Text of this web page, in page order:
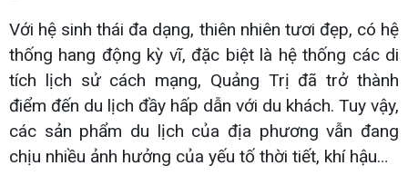
Với hệ sinh thái đa dạng, thiên nhiên tươi đẹp, có hệ
thống hang động kỳ vĩ, đặc biệt là hệ thống các di
tích lịch sử cách mạng, Quảng Trị đã trở thành
điểm đến du lịch đầy hấp dẫn với du khách. Tuy vậy,
các sản phẩm du lịch của địa phương vẫn đang
chịu nhiều ảnh hưởng của yếu tố thời tiết, khí hậu…